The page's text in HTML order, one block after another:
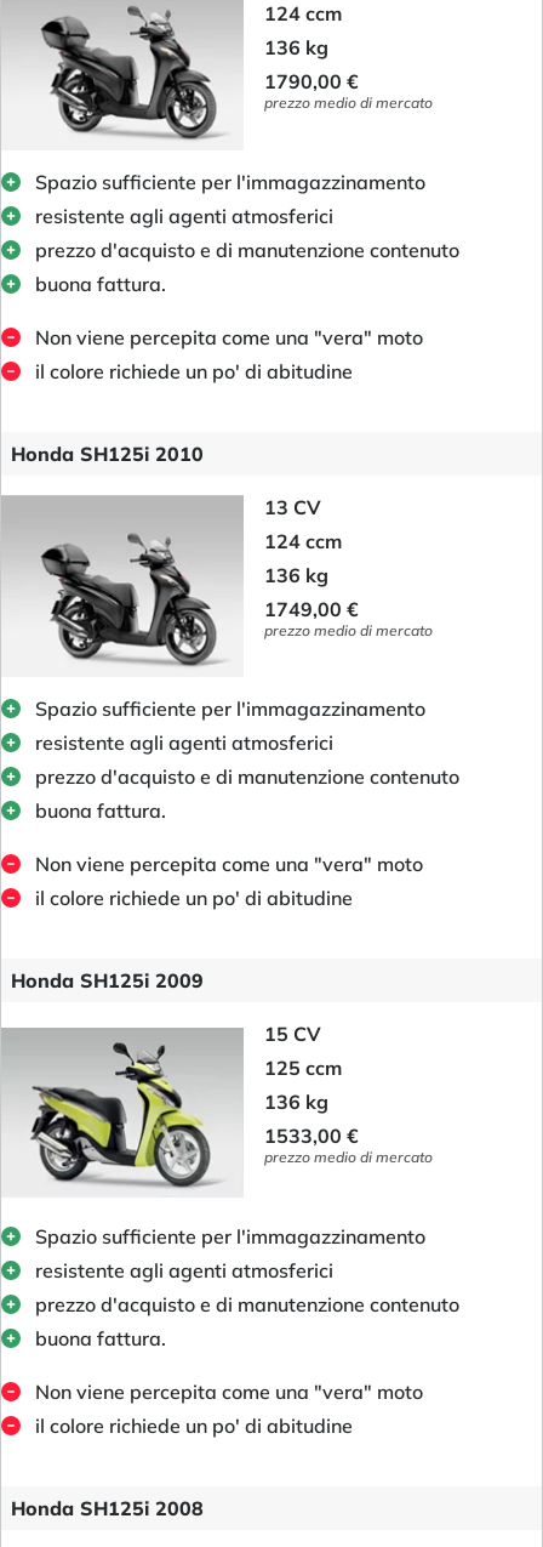
124 ccm
136 kg
1790,00 €
prezzo medio di mercato
Spazio sufficiente per l'immagazzinamento
resistente agli agenti atmosferici
prezzo d'acquisto e di manutenzione contenuto
buona fattura.
Non viene percepita come una "vera" moto
il colore richiede un po' di abitudine
Honda SH125i 2010
13 CV
124 ccm
136 kg
1749,00 €
prezzo medio di mercato
Spazio sufficiente per l'immagazzinamento
resistente agli agenti atmosferici
prezzo d'acquisto e di manutenzione contenuto
buona fattura.
Non viene percepita come una "vera" moto
il colore richiede un po' di abitudine
Honda SH125i 2009
15 CV
125 ccm
136 kg
1533,00 €
prezzo medio di mercato
Spazio sufficiente per l'immagazzinamento
resistente agli agenti atmosferici
prezzo d'acquisto e di manutenzione contenuto
buona fattura.
Non viene percepita come una "vera" moto
il colore richiede un po' di abitudine
Honda SH125i 2008